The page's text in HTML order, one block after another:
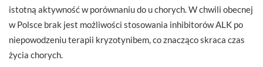
istotną aktywność w porównaniu do u chorych. W chwili obecnej
w Polsce brak jest możliwości stosowania inhibitorów ALK po
niepowodzeniu terapii kryzotynibem, co znacząco skraca czas
życia chorych.